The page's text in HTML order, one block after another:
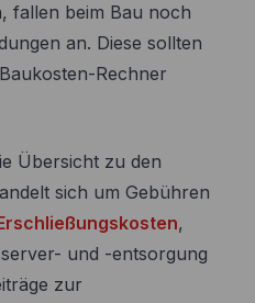
fallen beim Bau noch
an. Diese sollten
Rechner
Übersicht zu den
sich um Gebühren
,
und -entsorgung
zur